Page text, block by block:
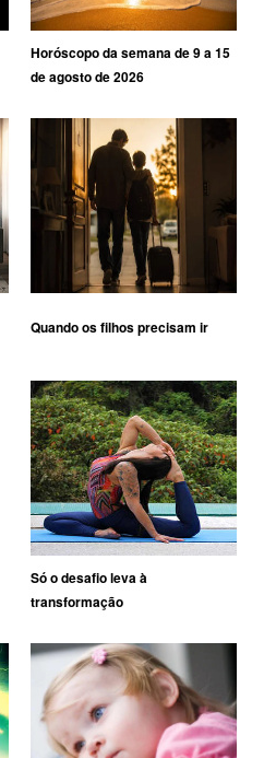
Horóscopo da semana de 9 a 15
de agosto de 2026
Quando os filhos precisam ir
Só o desafio leva à
transformação